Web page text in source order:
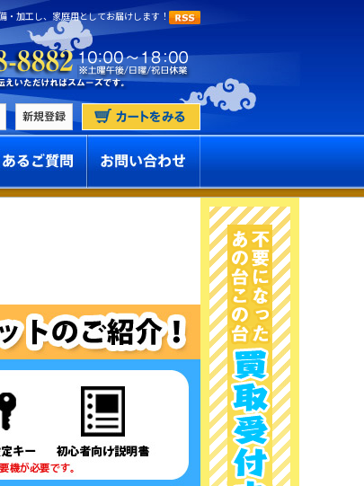
加工し、家庭用としてお届けします！